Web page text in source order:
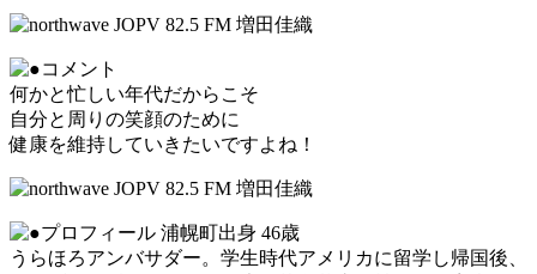
何かと忙しい年代だからこそ
自分と周りの笑顔のために
健康を維持していきたいですよね！
浦幌町出身 46歳
うらほろアンバサダー。学生時代アメリカに留学し帰国後、